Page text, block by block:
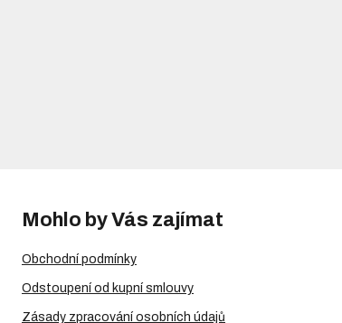
Mohlo by Vás zajímat
Obchodní podmínky
Odstoupení od kupní smlouvy
Zásady zpracování osobních údajů